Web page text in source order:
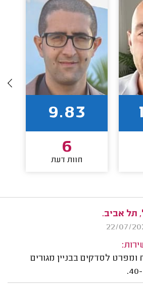
9.83
6
חוות דעת
תל אביב.
ומפרט לסדקים בבניין מגורים